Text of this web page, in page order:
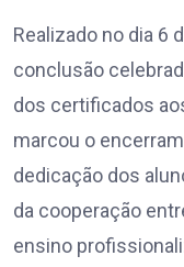
Realizado no dia 6
conclusão
dos certificados
marcou o
dedicação dos
da cooperação
ensino